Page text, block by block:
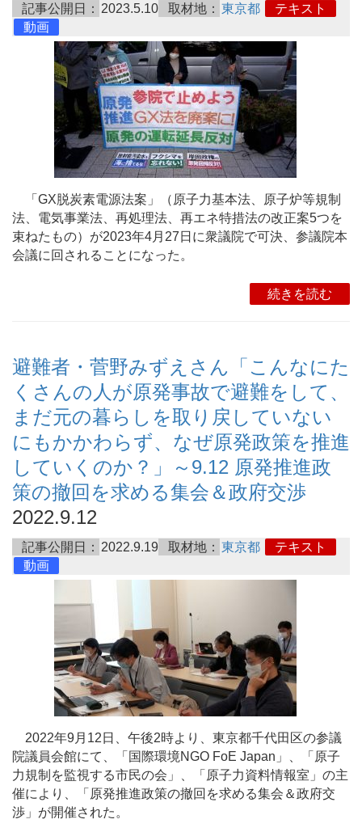
記事公開日： 2023.5.10 取材地： 東京都
テキスト
動画
「GX脱炭素電源法案」（原子力基本法、原子炉等規制
法、電気事業法、再処理法、再エネ特措法の改正案5つを
束ねたもの）が2023年4月27日に衆議院で可決、参議院本
会議に回されることになった。
続きを読む
避難者・菅野みずえさん「こんなにた
くさんの人が原発事故で避難をして、
まだ元の暮らしを取り戻していない
にもかかわらず、なぜ原発政策を推進
していくのか？」～9.12 原発推進政
策の撤回を求める集会＆政府交渉
2022.9.12
記事公開日： 2022.9.19 取材地： 東京都
テキスト
動画
2022年9月12日、午後2時より、東京都千代田区の参議
院議員会館にて、「国際環境NGO FoE Japan」、「原子
力規制を監視する市民の会」、「原子力資料情報室」の主
催により、「原発推進政策の撤回を求める集会＆政府交
渉」が開催された。